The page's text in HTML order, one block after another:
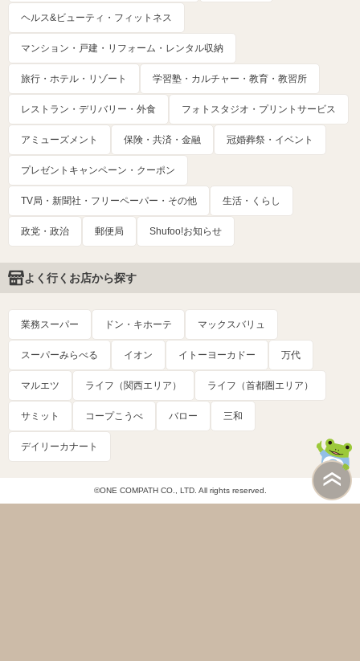
ヘルス&ビューティ・フィットネス
マンション・戸建・リフォーム・レンタル収納
旅行・ホテル・リゾート 学習塾・カルチャー・教育・教習所
レストラン・デリバリー・外食 フォトスタジオ・プリントサービス
アミューズメント 保険・共済・金融 冠婚葬祭・イベント
プレゼントキャンペーン・クーポン
TV局・新聞社・フリーペーパー・その他 生活・くらし
政党・政治 郵便局 Shufoo!お知らせ
よく行くお店から探す
業務スーパー ドン・キホーテ マックスバリュ
スーパーみらべる イオン イトーヨーカドー 万代
マルエツ ライフ（関西エリア） ライフ（首都圏エリア）
サミット コープこうべ バロー 三和
デイリーカナート
©ONE COMPATH CO., LTD. All rights reserved.